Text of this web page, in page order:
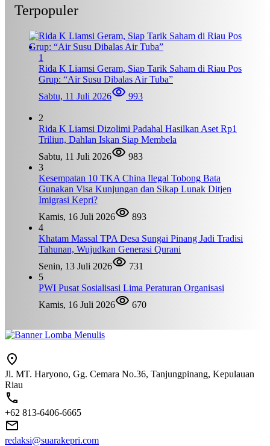
Terpopuler
1
Rida K Liamsi Geram, Siap Tarik Saham di Riau Pos
Grup: “Air Susu Dibalas Air Tuba”
Sabtu, 11 Juli 2026
993
2
Rida K Liamsi Dizolimi Padahal Hasilkan Aset Rp1
Triliun, Dahlan Iskan Siap Membela
Sabtu, 11 Juli 2026
983
3
Kesempatan 10 TKA China Ilegal Tobong Bata
Gunakan Visa Kunjungan dan Sikap Lunak Ditjen
Imigrasi Kepri?
Kamis, 16 Juli 2026
893
4
Khatam Massal TPA Desa Sungai Pinang Jadi Tradisi
Tahunan, Wujudkan Generasi Qurani
Senin, 13 Juli 2026
731
5
PWI Pusat Sosialisasi Lima Peraturan Organisasi
Kamis, 16 Juli 2026
670
Jl. MT. Haryono, Gg. Cemara No.36, Tanjungpinang, Kepulauan
Riau
+62 813-6406-6665
redaksi@suarakepri.com